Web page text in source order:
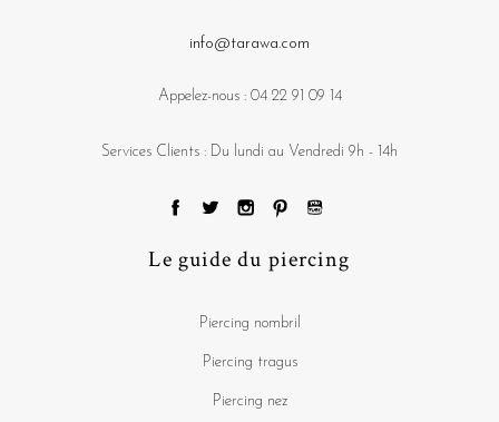
info@tarawa.com
Appelez-nous : 04 22 91 09 14
Services Clients : Du lundi au Vendredi 9h - 14h
Le guide du piercing
Piercing nombril
Piercing tragus
Piercing nez